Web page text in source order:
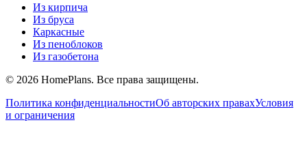
Из кирпича
Из бруса
Каркасные
Из пеноблоков
Из газобетона
© 2026 HomePlans. Все права защищены.
Политика конфиденциальностиОб авторских правахУсловия
и ограничения